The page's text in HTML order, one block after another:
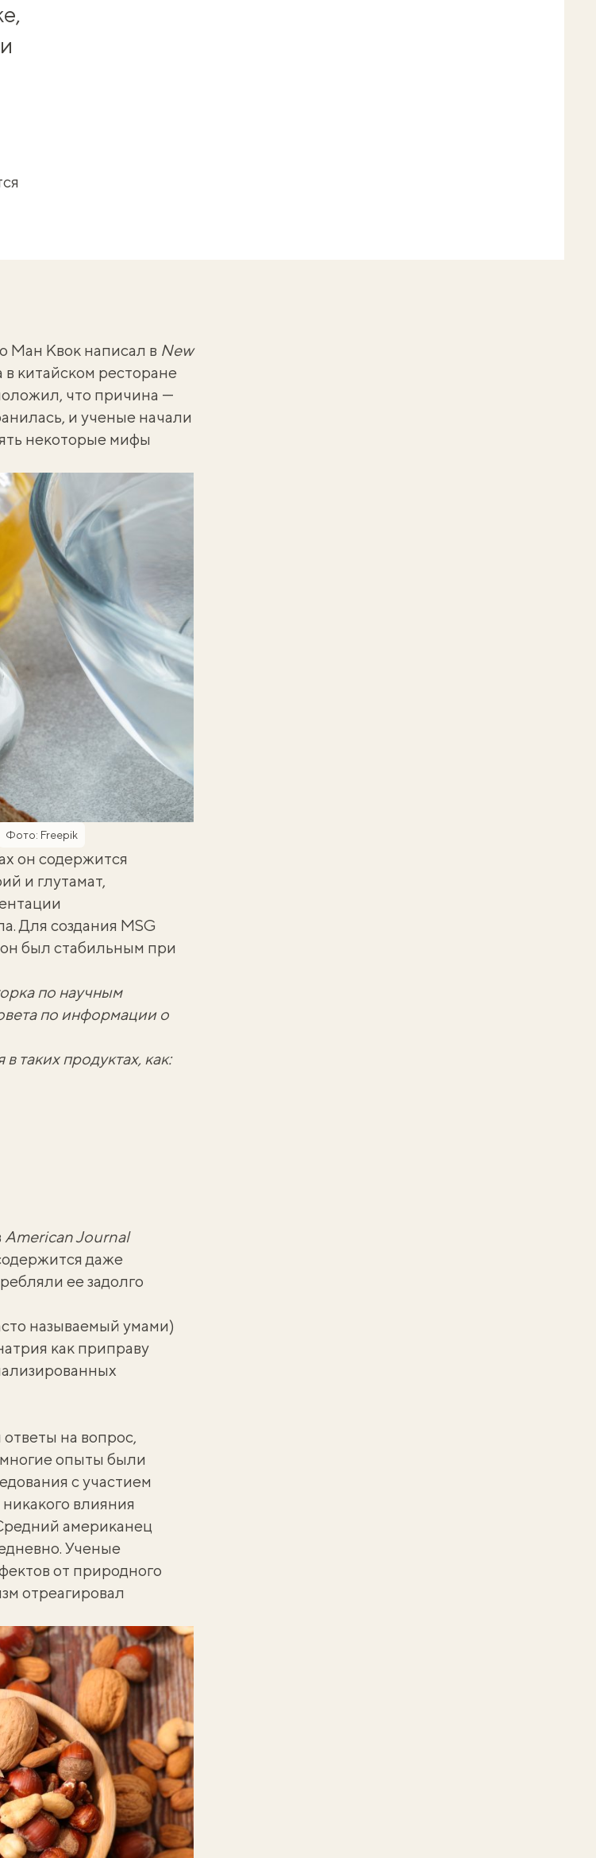
Ман Квок написал в New
китайском ресторане
что причина —
и ученые начали
некоторые мифы
Фото: Freepik
он содержится
и глутамат,
Для создания MSG
был стабильным при
по научным
по информации о
таких продуктах, как:
American Journal
даже
ее задолго
называемый умами)
как приправу
на вопрос,
многие опыты были
с участием
влияния
американец
Ученые
от природного
отреагировал